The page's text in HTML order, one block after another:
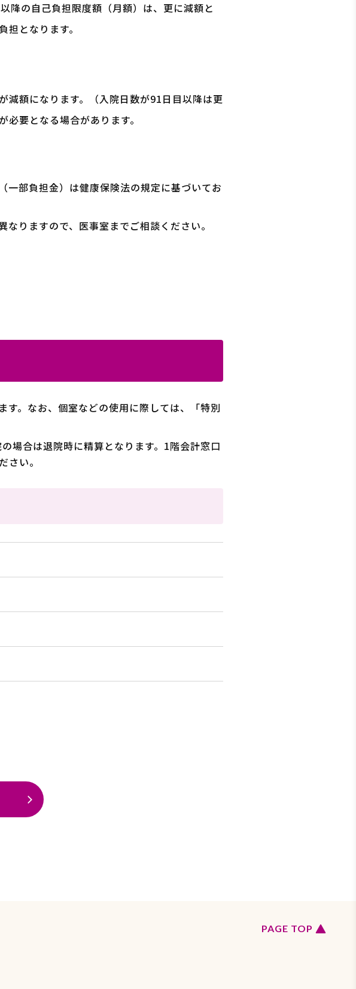
降の自己負担限度額（月額）は、更に減額と
となります。
減額になります。（入院日数が91日目以降は更
要となる場合があります。
一部負担金）は健康保険法の規定に基づいてお
りますので、医事室までご相談ください。
。なお、個室などの使用に際しては、「特別
場合は退院時に精算となります。1階会計窓口
さい。
PAGE TOP ペ